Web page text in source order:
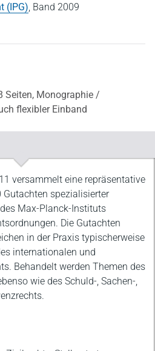
(IPG), Band 2009
Seiten, Monographie /
flexibler Einband
versammelt eine repräsentative
spezialisierter
Max-Planck-Instituts
Die Gutachten
in der Praxis typischerweise
internationalen und
Behandelt werden Themen des
wie des Schuld-, Sachen-,